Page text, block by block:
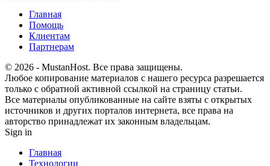
Главная
Помощь
Клиентам
Партнерам
© 2026 - MustanHost. Все права защищены.
Любое копирование материалов с нашего ресурса разрешается
только с обратной активной ссылкой на страницу статьи.
Все материалы опубликованные на сайте взяты с открытых
источников и других порталов интернета, все права на
авторство принадлежат их законным владельцам.
Sign in
Главная
Технологии